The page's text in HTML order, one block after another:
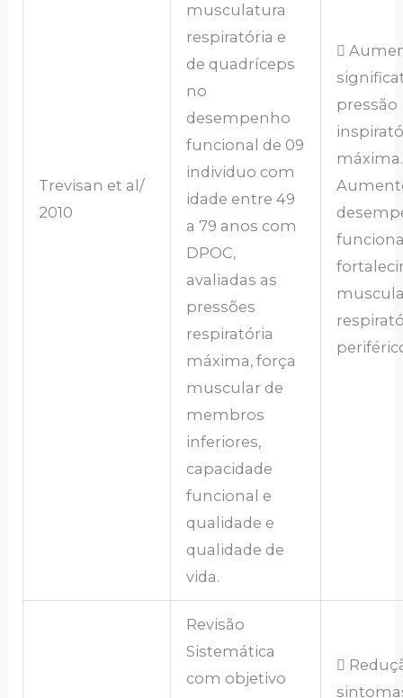
Trevisan et al/
2010
musculatura
respiratória e
de quadríceps
no
desempenho
funcional de 09
individuo com
idade entre 49
a 79 anos com
DPOC,
avaliadas as
pressões
respiratória
máxima, força
muscular de
membros
inferiores,
capacidade
funcional e
qualidade e
qualidade de
vida.

pressão
Revisão
Sistemática
com objetivo
